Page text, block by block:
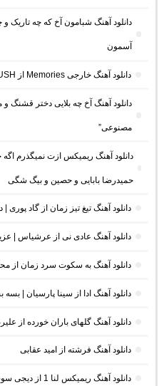
دانلود آهنگ شبامون آخ که چه
آسمون
دانلود آهنگ خارجی Memories از DUORUSH “هوش مصنوعی ترند اینستا”
دانلود آهنگ آخ چه بلایی دختر
مصنوعی”
دانلود آهنگ ریمیکس ازت نمیگذرم اگه
حمیدرضا بابایی و حصین و بیگ شگی
دانلود آهنگ تیغ تیز زمان از گاد
دانلود آهنگ عادی نی از عرشیاس |
دانلود آهنگ به سکوت سرد زمان از
دانلود آهنگ ادا از سینا پارسیان | بسه
دانلود آهنگ گلهای باران خورده از
دانلود آهنگ فرشته از امید عقابی
دانلود آهنگ ریمیکس لنا 1 از دیجی سوشی